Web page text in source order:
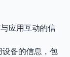
应用互动的信
备的信息，包